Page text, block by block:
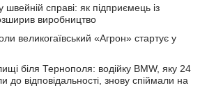
швейній справі: як підприємець із
виробництво
великогаївський «Агрон» стартує у
біля Тернополя: водійку BMW, яку 24
до відповідальності, знову спіймали на